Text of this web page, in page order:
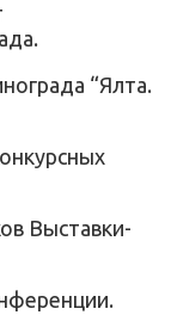
“Ялта.
Выставки-